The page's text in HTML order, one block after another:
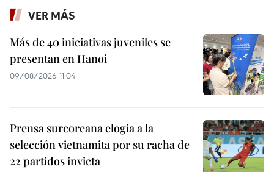
VER MÁS
Más de 40 iniciativas juveniles se
presentan en Hanoi
09/08/2026 11:04
Prensa surcoreana elogia a la
selección vietnamita por su racha de
22 partidos invicta